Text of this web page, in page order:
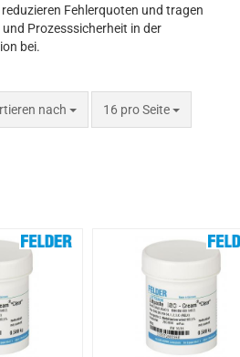
Fehlerquoten und tragen
Prozesssicherheit in der
bei.
nach 16 pro Seite